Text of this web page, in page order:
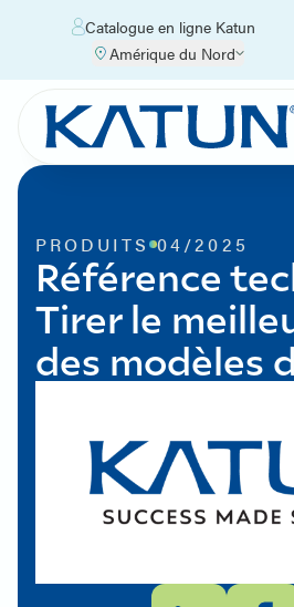
Catalogue en ligne Katun
Amérique du Nord
PRODUITS 04/2025
Référence
Tirer le
des modèles